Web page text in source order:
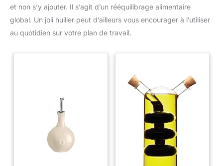
et non s’y ajouter. Il s’agit d’un rééquilibrage alimentaire
global. Un joli huilier peut d’ailleurs vous encourager à l’utiliser
au quotidien sur votre plan de travail.